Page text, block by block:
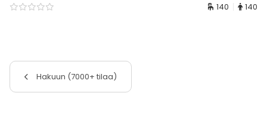
140 140
Hakuun (7000+ tilaa)